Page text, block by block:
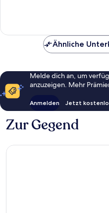
Ähnliche
Melde dich an, um
anzuzeigen. Mehr
Anmelden Jetzt
Zur Gegend